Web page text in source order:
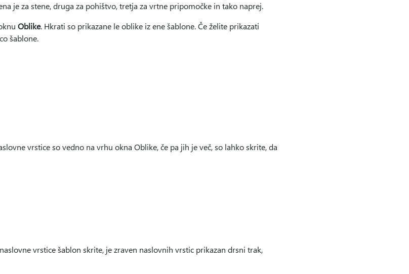
je za stene, druga za pohištvo, tretja za vrtne pripomočke in tako naprej.
Oblike. Hkrati so prikazane le oblike iz ene šablone. Če želite prikazati
šablone.
vrstice so vedno na vrhu okna Oblike, če pa jih je več, so lahko skrite, da
vrstice šablon skrite, je zraven naslovnih vrstic prikazan drsni trak,